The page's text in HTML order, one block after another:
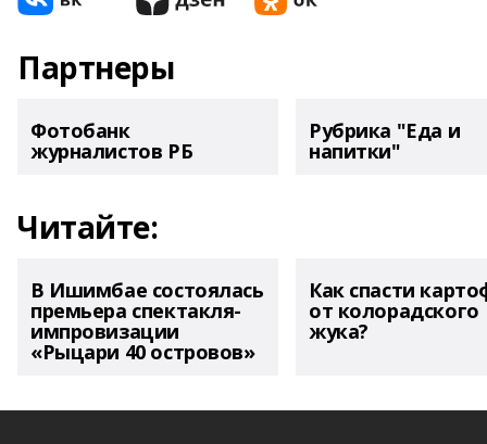
Партнеры
Фотобанк
журналистов РБ
Рубрика "Еда и
напитки"
Читайте:
В Ишимбае состоялась
премьера спектакля-
импровизации
«Рыцари 40 островов»
Как спасти
от колорадского
жука?